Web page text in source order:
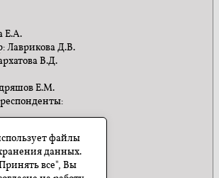
Е.А.
Лаврикова Д.В.
В.Д.
Е.М.
САЙТА
файлы
данных.
все", Вы